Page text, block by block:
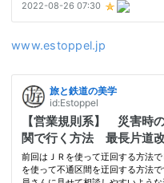
www.estoppel.jp